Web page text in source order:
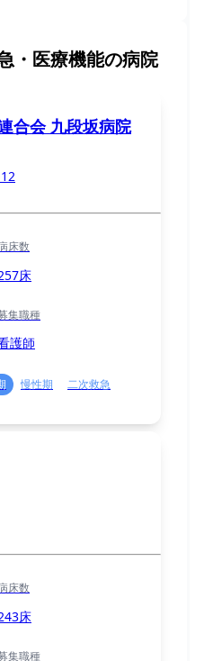
・医療機能の病院
合会 九段坂病院
床数
床
集職種
護師
慢性期
二次救急
床数
床
集職種